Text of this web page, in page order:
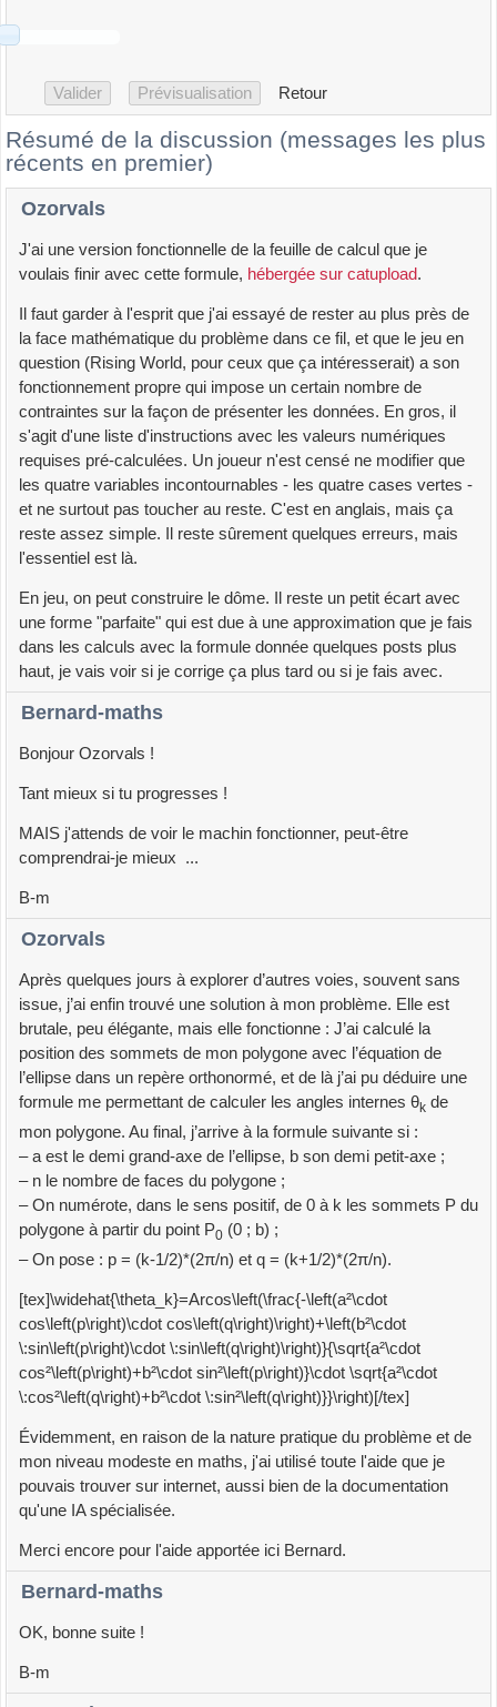
Retour
Résumé de la discussion (messages les plus
récents en premier)
Ozorvals
J'ai une version fonctionnelle de la feuille de calcul que je
voulais finir avec cette formule, hébergée sur catupload.
Il faut garder à l'esprit que j'ai essayé de rester au plus près de
la face mathématique du problème dans ce fil, et que le jeu en
question (Rising World, pour ceux que ça intéresserait) a son
fonctionnement propre qui impose un certain nombre de
contraintes sur la façon de présenter les données. En gros, il
s'agit d'une liste d'instructions avec les valeurs numériques
requises pré-calculées. Un joueur n'est censé ne modifier que
les quatre variables incontournables - les quatre cases vertes -
et ne surtout pas toucher au reste. C'est en anglais, mais ça
reste assez simple. Il reste sûrement quelques erreurs, mais
l'essentiel est là.
En jeu, on peut construire le dôme. Il reste un petit écart avec
une forme "parfaite" qui est due à une approximation que je fais
dans les calculs avec la formule donnée quelques posts plus
haut, je vais voir si je corrige ça plus tard ou si je fais avec.
Bernard-maths
Bonjour Ozorvals !
Tant mieux si tu progresses !
MAIS j'attends de voir le machin fonctionner, peut-être
comprendrai-je mieux ...
B-m
Ozorvals
Après quelques jours à explorer d’autres voies, souvent sans
issue, j’ai enfin trouvé une solution à mon problème. Elle est
brutale, peu élégante, mais elle fonctionne : J’ai calculé la
position des sommets de mon polygone avec l’équation de
l’ellipse dans un repère orthonormé, et de là j’ai pu déduire une
formule me permettant de calculer les angles internes θk de
mon polygone. Au final, j’arrive à la formule suivante si :
– a est le demi grand-axe de l’ellipse, b son demi petit-axe ;
– n le nombre de faces du polygone ;
– On numérote, dans le sens positif, de 0 à k les sommets P du
polygone à partir du point P0 (0 ; b) ;
– On pose : p = (k-1/2)*(2π/n) et q = (k+1/2)*(2π/n).
[tex]\widehat{\theta_k}=Arcos\left(\frac{-\left(a²\cdot
cos\left(p\right)\cdot cos\left(q\right)\right)+\left(b²\cdot
\:sin\left(p\right)\cdot \:sin\left(q\right)\right)}{\sqrt{a²\cdot
cos²\left(p\right)+b²\cdot sin²\left(p\right)}\cdot \sqrt{a²\cdot
\:cos²\left(q\right)+b²\cdot \:sin²\left(q\right)}}\right)[/tex]
Évidemment, en raison de la nature pratique du problème et de
mon niveau modeste en maths, j'ai utilisé toute l'aide que je
pouvais trouver sur internet, aussi bien de la documentation
qu'une IA spécialisée.
Merci encore pour l'aide apportée ici Bernard.
Bernard-maths
OK, bonne suite !
B-m